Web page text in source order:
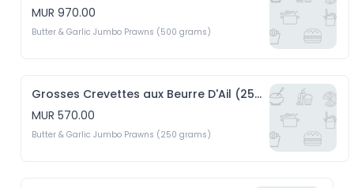
MUR 970.00
Butter & Garlic Jumbo Prawns (500 grams)
Grosses Crevettes aux Beurre D'Ail (250g)
MUR 570.00
Butter & Garlic Jumbo Prawns (250 grams)